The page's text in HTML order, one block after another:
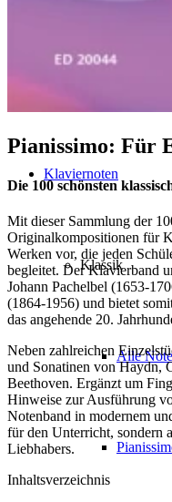
Klaviernoten
Klassik
Alle
Pianissimo: Für
Die 100 schönsten
Mit dieser Sammlung der
Originalkompositionen für
Werken vor, die jeden
begleitet. Der Klavierband
Johann Pachelbel (1653-
(1864-1956) und bietet
das angehende 20.
Neben zahlreichen
und Sonatinen von Haydn,
Beethoven. Ergänzt um
Hinweise zur Ausführung
Notenband in modernem
für den Unterricht, sondern
Liebhabers.
Inhaltsverzeichnis